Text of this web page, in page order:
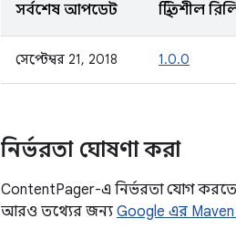
সর্বশেষ আপডেট স্থিতিশীল
সেপ্টেম্বর 21, 2018 1.0.0
নির্ভরতা ঘোষণা করা
ContentPager-এ নির্ভরতা যোগ
আরও তথ্যের জন্য Google এর Maven